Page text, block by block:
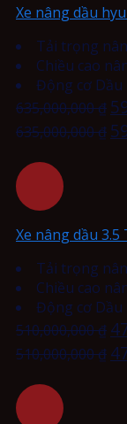
Xe nâng dầu
Tải trọng
Chiều cao
Động cơ Dầu
635,000,000₫
635,000,000₫
Xe nâng dầu 3.5
Tải trọng
Chiều cao
Động cơ Dầu
510,000,000₫
510,000,000₫